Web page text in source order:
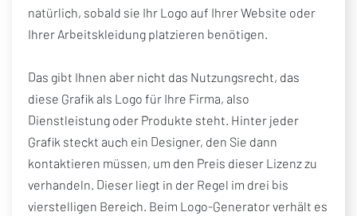
natürlich, sobald sie Ihr Logo auf Ihrer Website oder
Ihrer Arbeitskleidung platzieren benötigen.
Das gibt Ihnen aber nicht das Nutzungsrecht, das
diese Grafik als Logo für Ihre Firma, also
Dienstleistung oder Produkte steht. Hinter jeder
Grafik steckt auch ein Designer, den Sie dann
kontaktieren müssen, um den Preis dieser Lizenz zu
verhandeln. Dieser liegt in der Regel im drei bis
vierstelligen Bereich. Beim Logo-Generator verhält es